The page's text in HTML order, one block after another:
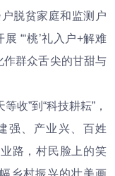
脱贫家庭和监测户
“‘桃’礼入户+解难
作群众舌尖的甘甜与
收”到“科技耕耘”，
强、产业兴、百姓
路，村民脸上的笑
乡村振兴的壮美画